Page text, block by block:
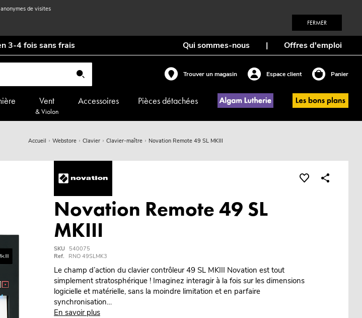
de visites
FERMER
3-4 fois sans frais Qui sommes-nous | Offres d'emploi
Trouver un magasin Espace client Panier
Vent
& Violon
Accessoires Pièces détachées
Accueil Webstore Clavier Clavier-maître Novation Remote 49 SL MKIII
Novation Remote 49 SL
MKIII
SKU 540075
Ref.
RNO 49SLMK3
Le champ d’action du clavier contrôleur 49 SL MKIII Novation est tout
simplement stratosphérique ! Imaginez interagir à la fois sur les dimensions
logicielle et matérielle, sans la moindre limitation et en parfaire
synchronisation…
En savoir plus